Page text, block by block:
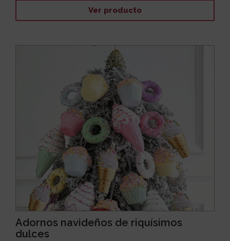
Ver producto
Adornos navideños de riquísimos
dulces